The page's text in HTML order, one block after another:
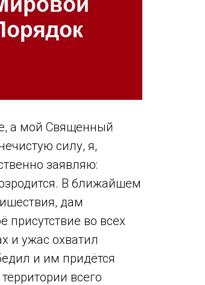
а мой Священный
силу, я,
заявляю:
В ближайшем
дам
во всех
и ужас охватил
и им придётся
всего